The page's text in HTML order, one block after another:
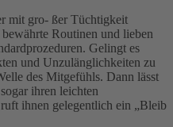
mit gro- ßer Tüchtigkeit
Routinen und lieben
Gelingt es
und Unzulänglichkeiten zu
des Mitgefühls. Dann lässt
ihren leichten
ihnen gelegentlich ein „Bleib